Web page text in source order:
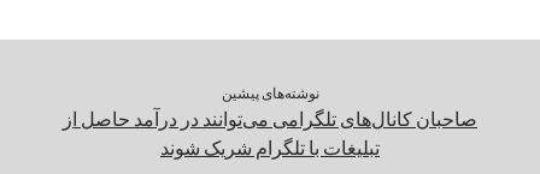
نوشته‌های پیشین
صاحبان کانال‌های تلگرامی می‌توانند در درآمد حاصل از
تبلیغات با تلگرام شریک شوند